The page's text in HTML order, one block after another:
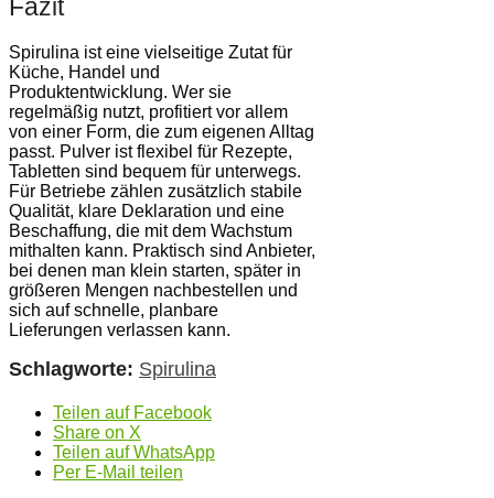
Fazit
Spirulina ist eine vielseitige Zutat für
Küche, Handel und
Produktentwicklung. Wer sie
regelmäßig nutzt, profitiert vor allem
von einer Form, die zum eigenen Alltag
passt. Pulver ist flexibel für Rezepte,
Tabletten sind bequem für unterwegs.
Für Betriebe zählen zusätzlich stabile
Qualität, klare Deklaration und eine
Beschaffung, die mit dem Wachstum
mithalten kann. Praktisch sind Anbieter,
bei denen man klein starten, später in
größeren Mengen nachbestellen und
sich auf schnelle, planbare
Lieferungen verlassen kann.
Schlagworte: Spirulina
Teilen auf Facebook
Share on X
Teilen auf WhatsApp
Per E-Mail teilen